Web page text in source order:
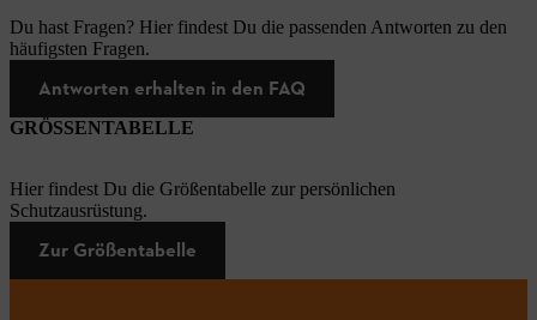
Du hast Fragen? Hier findest Du die passenden Antworten zu den
häufigsten Fragen.
Antworten erhalten in den FAQ
GRÖSSENTABELLE
Hier findest Du die Größentabelle zur persönlichen
Schutzausrüstung.
Zur Größentabelle